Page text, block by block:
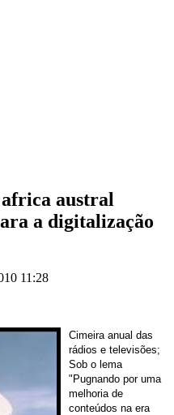
africa austral
a digitalização
11:28
Cimeira anual das
rádios e televisões;
Sob o lema
"Pugnando por uma
melhoria de
conteúdos na era